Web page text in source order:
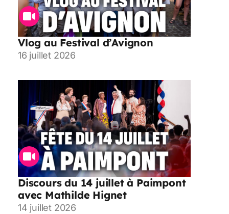
Vlog au Festival d’Avignon
16 juillet 2026
Discours du 14 juillet à Paimpont
avec Mathilde Hignet
14 juillet 2026